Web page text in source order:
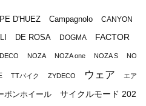
D'HUEZ Campagnolo CANYON
DE ROSA DOGMA FACTOR
NOZA NOZA one NOZA S NO
TTバイク ZYDECO ウェア エア
ボンホイール
サイクルモード 202